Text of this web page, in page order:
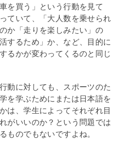
を買う」という行動を見て
ていて、「大人数を乗せられ
か「走りを楽しみたい」の
するため」か、など、目的に
るかが変わってくるのと同じ
動に対しても、スポーツのた
を学ぶためにまたは日本語を
は、学生によってそれぞれ目
がいいのか？という問題では
ものでもないですよね。